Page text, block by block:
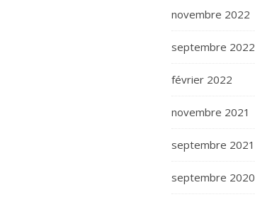
novembre 2022
septembre 2022
février 2022
novembre 2021
septembre 2021
septembre 2020